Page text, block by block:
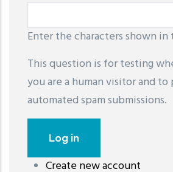
Enter the characters shown in
This question is for testing
you are a human visitor and
automated spam submissions.
Create new account